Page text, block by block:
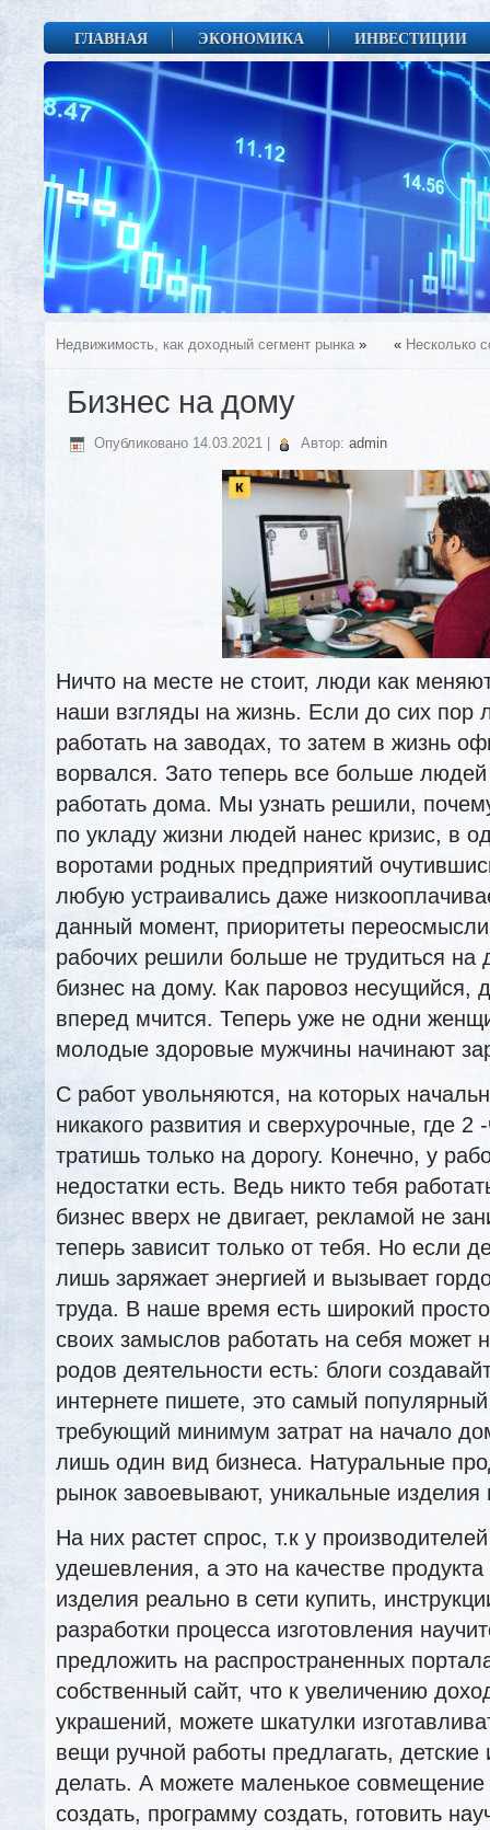
ГЛАВНАЯ ЭКОНОМИКА ИНВЕСТИЦИИ
Недвижимость, как доходный сегмент рынка » « Несколько
Бизнес на дому
Опубликовано 14.03.2021 Автор: admin
Ничто на месте не стоит, люди как
наши взгляды на жизнь. Если до сих пор
работать на заводах, то затем в жизнь
ворвался. Зато теперь все больше
работать дома. Мы узнать решили,
по укладу жизни людей нанес кризис, в
воротами родных предприятий
любую устраивались даже
данный момент, приоритеты
рабочих решили больше не трудиться на
бизнес на дому. Как паровоз несущийся,
вперед мчится. Теперь уже не одни
молодые здоровые мужчины начинают
С работ увольняются, на которых
никакого развития и сверхурочные, где 2
тратишь только на дорогу. Конечно, у
недостатки есть. Ведь никто тебя
бизнес вверх не двигает, рекламой не
теперь зависит только от тебя. Но если
лишь заряжает энергией и вызывает
труда. В наше время есть широкий
своих замыслов работать на себя может
родов деятельности есть: блоги
интернете пишете, это самый
требующий минимум затрат на начало
лишь один вид бизнеса. Натуральные
рынок завоевывают, уникальные изделия
На них растет спрос, т.к у
удешевления, а это на качестве
изделия реально в сети купить,
разработки процесса изготовления
предложить на распространенных
собственный сайт, что к увеличению
украшений, можете шкатулки
вещи ручной работы предлагать, детские
делать. А можете маленькое
создать, программу создать, готовить